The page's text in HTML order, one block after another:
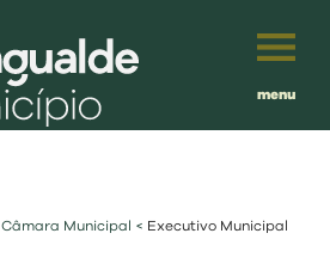
menu
Português
Câmara Municipal < Executivo Municipal